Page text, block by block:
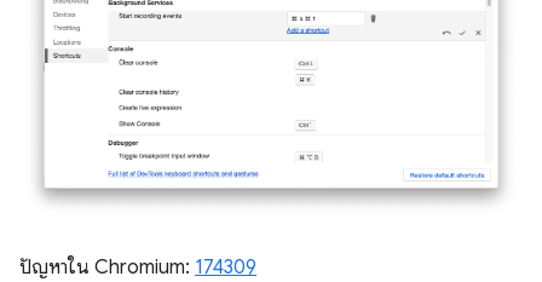
ปัญหาใน Chromium: 174309